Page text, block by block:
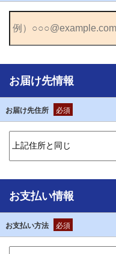
お届け先情報
お届け先住所 必須
お支払い情報
お支払い方法 必須